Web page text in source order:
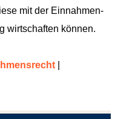
mit der Einnahmen-
wirtschaften können.
|